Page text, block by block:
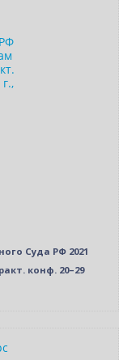
Суда РФ 2021
конф. 20–29